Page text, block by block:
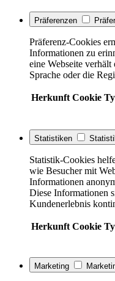
Präferenzen
Präferenz-Cookies
Informationen zu
eine Webseite
Sprache oder die
Herkunft Cookie
Statistiken
Statistik-Cookies
wie Besucher mit
Informationen
Diese Informationen
Kundenerlebnis
Herkunft Cookie
Marketing